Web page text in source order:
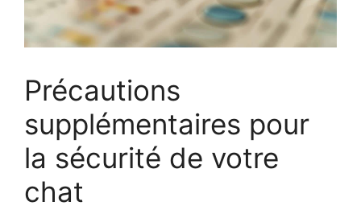
Précautions
supplémentaires pour
la sécurité de votre
chat